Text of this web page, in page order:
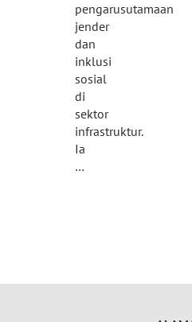
pengarusutamaan
jender
dan
inklusi
sosial
di
sektor
infrastruktur.
Ia
…